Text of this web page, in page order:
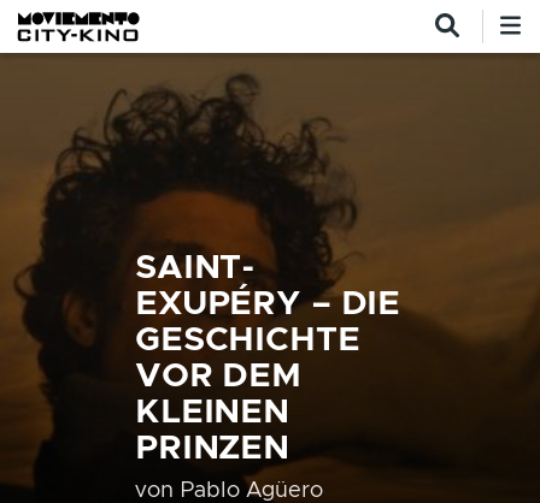
Direkt zum Inhalt
SAINT-
EXUPÉRY – DIE
GESCHICHTE
VOR DEM
KLEINEN
PRINZEN
von Pablo Agüero